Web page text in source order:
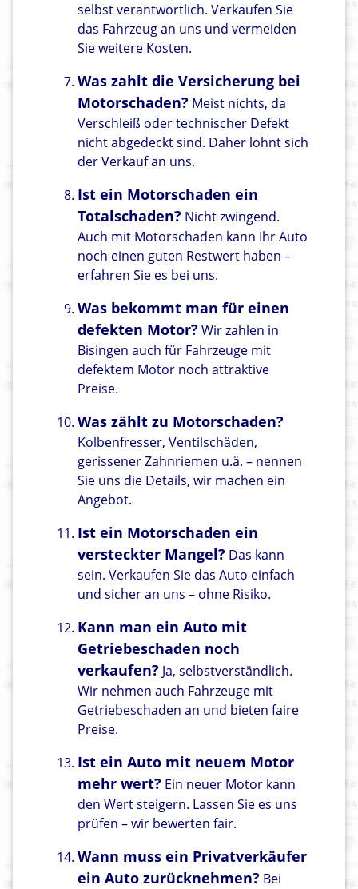
selbst verantwortlich. Verkaufen Sie
das Fahrzeug an uns und vermeiden
Sie weitere Kosten.
Was zahlt die Versicherung bei
Motorschaden? Meist nichts, da
Verschleiß oder technischer Defekt
nicht abgedeckt sind. Daher lohnt sich
der Verkauf an uns.
Ist ein Motorschaden ein
Totalschaden? Nicht zwingend.
Auch mit Motorschaden kann Ihr Auto
noch einen guten Restwert haben –
erfahren Sie es bei uns.
Was bekommt man für einen
defekten Motor?Wir zahlen in
Bisingen auch für Fahrzeuge mit
defektem Motor noch attraktive
Preise.
Was zählt zu Motorschaden?
Kolbenfresser, Ventilschäden,
gerissener Zahnriemen u.ä. – nennen
Sie uns die Details, wir machen ein
Angebot.
Ist ein Motorschaden ein
versteckter Mangel? Das kann
sein. Verkaufen Sie das Auto einfach
und sicher an uns – ohne Risiko.
Kann man ein Auto mit
Getriebeschaden noch
verkaufen? Ja, selbstverständlich.
Wir nehmen auch Fahrzeuge mit
Getriebeschaden an und bieten faire
Preise.
Ist ein Auto mit neuem Motor
mehr wert? Ein neuer Motor kann
den Wert steigern. Lassen Sie es uns
prüfen – wir bewerten fair.
Wann muss ein Privatverkäufer
ein Auto zurücknehmen? Bei